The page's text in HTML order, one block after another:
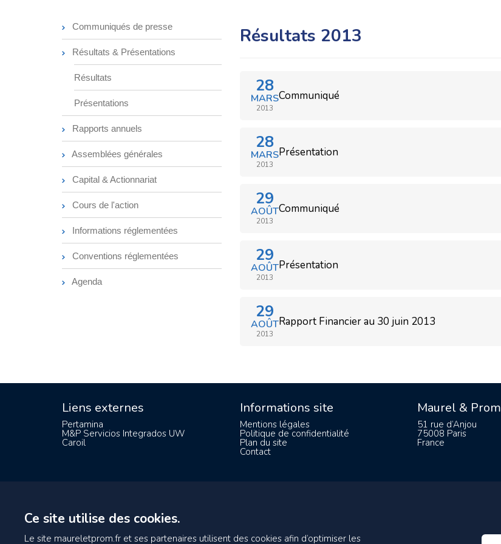
Communiqués de presse
Résultats & Présentations
Résultats
Présentations
Rapports annuels
Assemblées générales
Capital & Actionnariat
Cours de l'action
Informations réglementées
Conventions réglementées
Agenda
Résultats 2013
28
MARS
2013
Communiqué
28
MARS
2013
Présentation
29
AOÛT
2013
Communiqué
29
AOÛT
2013
Présentation
29
AOÛT
2013
Rapport Financier au 30 juin 2013
Ce site utilise des cookies.
Le site maureletprom.fr et ses partenaires utilisent des cookies afin d’optimiser les
Liens externes
Pertamina
M&P Servicios Integrados UW
Caroil
Informations site
Mentions légales
Politique de confidentialité
Plan du site
Contact
Maurel & Prom
51 rue d’Anjou
75008 Paris
France